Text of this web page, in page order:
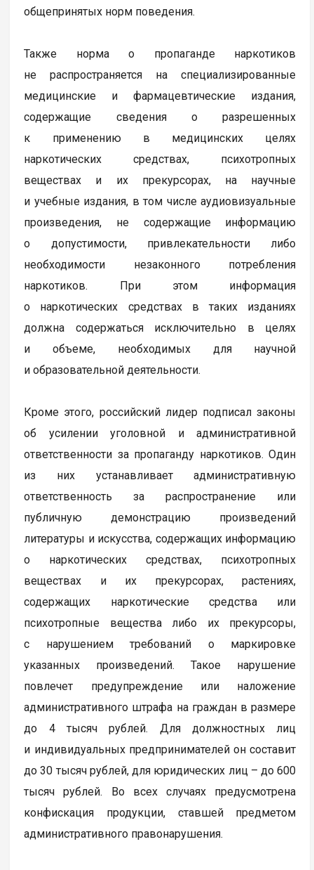
общепринятых норм поведения.
Также норма о пропаганде наркотиков
не распространяется на специализированные
медицинские и фармацевтические издания,
содержащие сведения о разрешенных
к применению в медицинских целях
наркотических средствах, психотропных
веществах и их прекурсорах, на научные
и учебные издания, в том числе аудиовизуальные
произведения, не содержащие информацию
о допустимости, привлекательности либо
необходимости незаконного потребления
наркотиков. При этом информация
о наркотических средствах в таких изданиях
должна содержаться исключительно в целях
и объеме, необходимых для научной
и образовательной деятельности.
Кроме этого, российский лидер подписал законы
об усилении уголовной и административной
ответственности за пропаганду наркотиков. Один
из них устанавливает административную
ответственность за распространение или
публичную демонстрацию произведений
литературы и искусства, содержащих информацию
о наркотических средствах, психотропных
веществах и их прекурсорах, растениях,
содержащих наркотические средства или
психотропные вещества либо их прекурсоры,
с нарушением требований о маркировке
указанных произведений. Такое нарушение
повлечет предупреждение или наложение
административного штрафа на граждан в размере
до 4 тысяч рублей. Для должностных лиц
и индивидуальных предпринимателей он составит
до 30 тысяч рублей, для юридических лиц – до 600
тысяч рублей. Во всех случаях предусмотрена
конфискация продукции, ставшей предметом
административного правонарушения.